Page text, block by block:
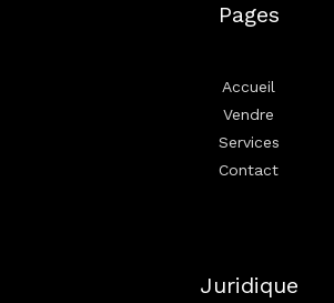
Pages
Accueil
Vendre
Services
Contact
Juridique